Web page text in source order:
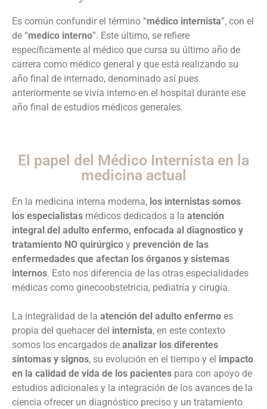
Es común confundir el término “médico internista”, con el
de “medico interno”. Este último, se refiere
específicamente al médico que cursa su último año de
carrera como médico general y que está realizando su
año final de internado, denominado así pues
anteriormente se vivía interno en el hospital durante ese
año final de estudios médicos generales.
El papel del Médico Internista en la
medicina actual
En la medicina interna moderna, los internistas somos
los especialistas médicos dedicados a la atención
integral del adulto enfermo, enfocada al diagnostico y
tratamiento NO quirúrgico y prevención de las
enfermedades que afectan los órganos y sistemas
internos. Esto nos diferencia de las otras especialidades
médicas como ginecoobstetricia, pediatría y cirugía.
La integralidad de la atención del adulto enfermo es
propia del quehacer del internista, en este contexto
somos los encargados de analizar los diferentes
síntomas y signos, su evolución en el tiempo y el impacto
en la calidad de vida de los pacientes para con apoyo de
estudios adicionales y la integración de los avances de la
ciencia ofrecer un diagnóstico preciso y un tratamiento